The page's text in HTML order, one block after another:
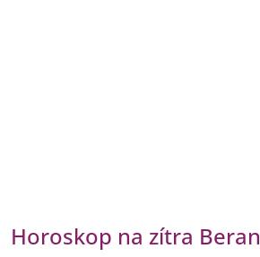
Horoskop na zítra Beran